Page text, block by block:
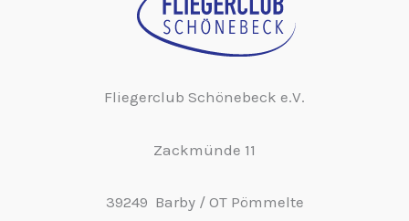
Fliegerclub Schönebeck e.V.
Zackmünde 11
39249 Barby / OT Pömmelte